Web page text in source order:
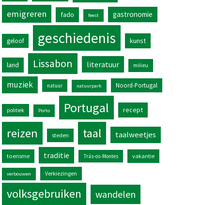
emigreren
fado feest gastronomie
geloof geschiedenis kunst
land Lissabon literatuur milieu
muziek natuur natuurpark Noord-Portugal
politiek Porto Portugal recept
reizen steden taal taalweetjes
toerisme traditie Trás-os-Montes vakantie
verbouwen Verkiezingen
volksgebruiken wandelen